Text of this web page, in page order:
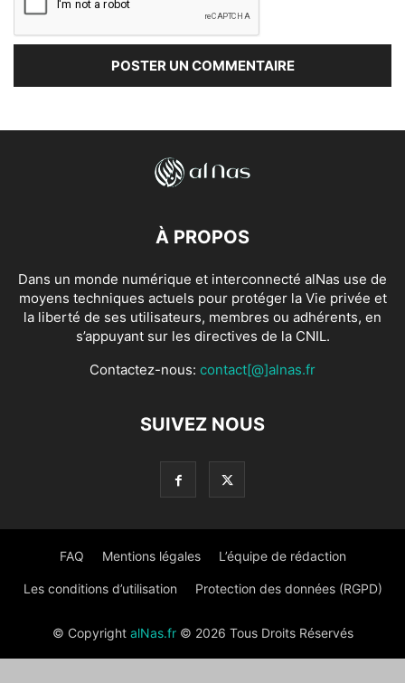
À PROPOS
Dans un monde numérique et interconnecté alNas use de
moyens techniques actuels pour protéger la Vie privée et
la liberté de ses utilisateurs, membres ou adhérents, en
s’appuyant sur les directives de la CNIL.
Contactez-nous: contact[@]alnas.fr
SUIVEZ NOUS
FAQ Mentions légales L’équipe de rédaction
Les conditions d’utilisation Protection des données (RGPD)
© Copyright alNas.fr© 2026 Tous Droits Réservés